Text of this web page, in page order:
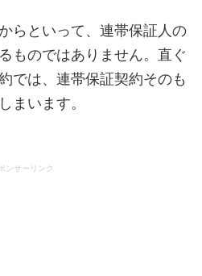
らといって、連帯保証人の
ものではありません。直ぐ
では、連帯保証契約そのも
まいます。
ンサーリンク